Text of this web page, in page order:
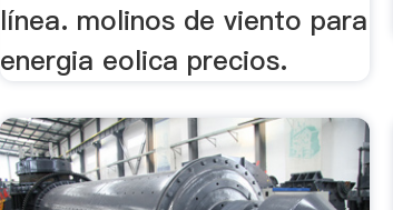
línea. molinos de viento para
energia eolica precios.